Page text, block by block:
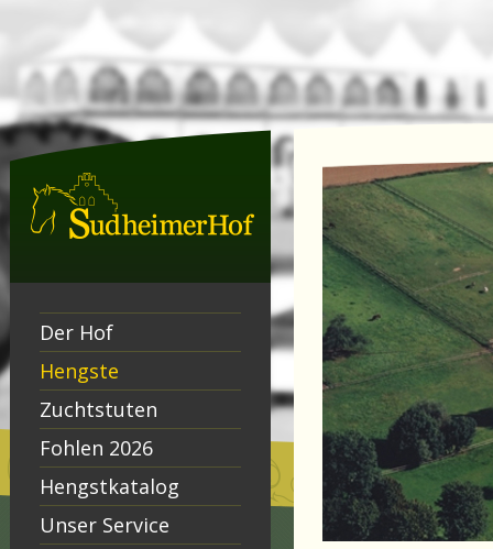
Der Hof
Hengste
Zuchtstuten
Fohlen 2026
Hengstkatalog
Unser Service